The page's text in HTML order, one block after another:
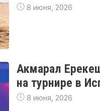
8 июня, 2026
Акмарал
на турнире в
8 июня, 2026